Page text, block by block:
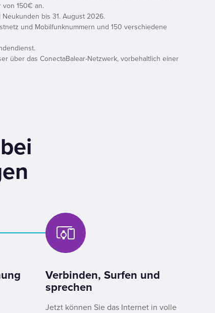
von 150€ an.
bis 31. August 2026.
und Mobilfunknummern und 150 verschiedene
über das ConectaBalear-Netzwerk, vorbehaltlich einer
Verbinden, Surfen und
sprechen
Jetzt können Sie das Internet in volle